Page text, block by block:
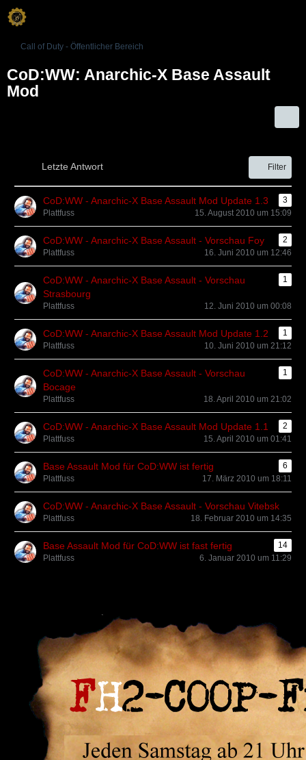
Call of Duty - Öffentlicher Bereich
CoD:WW: Anarchic-X Base Assault
Mod
Letzte Antwort Filter
CoD:WW - Anarchic-X Base Assault Mod Update 1.3
3
Plattfuss
15. August 2010 um 15:09
CoD:WW - Anarchic-X Base Assault - Vorschau Foy
2
Plattfuss
16. Juni 2010 um 12:46
CoD:WW - Anarchic-X Base Assault - Vorschau
Strasbourg
1
Plattfuss 12. Juni 2010 um 00:08
CoD:WW - Anarchic-X Base Assault Mod Update 1.2
1
Plattfuss
10. Juni 2010 um 21:12
CoD:WW - Anarchic-X Base Assault - Vorschau
Bocage
1
Plattfuss 18. April 2010 um 21:02
CoD:WW - Anarchic-X Base Assault Mod Update 1.1
2
Plattfuss
15. April 2010 um 01:41
Base Assault Mod für CoD:WW ist fertig
6
Plattfuss
17. März 2010 um 18:11
CoD:WW - Anarchic-X Base Assault - Vorschau Vitebsk
Plattfuss 18. Februar 2010 um 14:35
Base Assault Mod für CoD:WW ist fast fertig
14
Plattfuss
6. Januar 2010 um 11:29